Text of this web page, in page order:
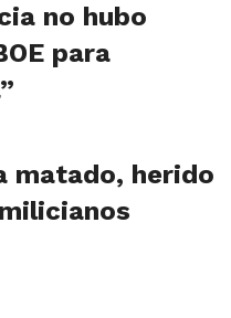
no hubo
para
matado, herido